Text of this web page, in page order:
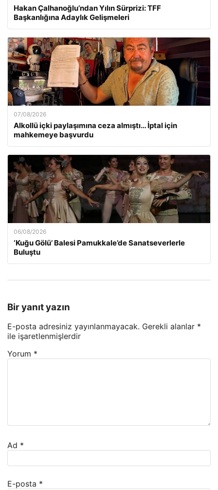
Hakan Çalhanoğlu’ndan Yılın Sürprizi: TFF
Başkanlığına Adaylık Gelişmeleri
07/08/2026
Alkollü içki paylaşımına ceza almıştı… İptal için
mahkemeye başvurdu
06/08/2026
‘Kuğu Gölü’ Balesi Pamukkale’de Sanatseverlerle
Buluştu
Bir yanıt yazın
E-posta adresiniz yayınlanmayacak. Gerekli alanlar *
ile işaretlenmişlerdir
Yorum *
Ad *
E-posta *